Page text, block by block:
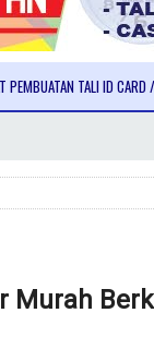
PEMBUATAN TALI ID CARD
Murah